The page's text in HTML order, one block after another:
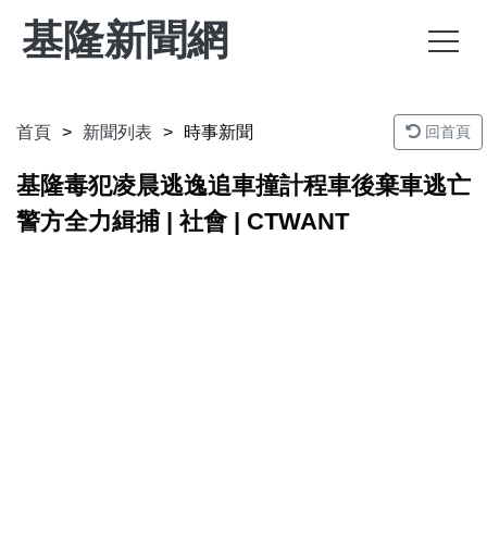
基隆新聞網
首頁 新聞列表 時事新聞 回首頁
基隆毒犯凌晨逃逸追車撞計程車後棄車逃亡
警方全力緝捕 | 社會 | CTWANT